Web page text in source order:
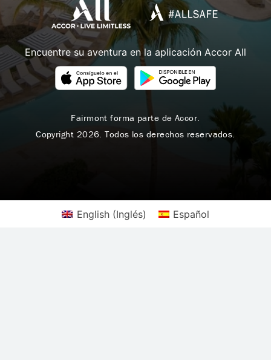
Encuentre su aventura en la aplicación Accor All
Fairmont forma parte de Accor.
Copyright 2026. Todos los derechos reservados.
English(Inglés) Español